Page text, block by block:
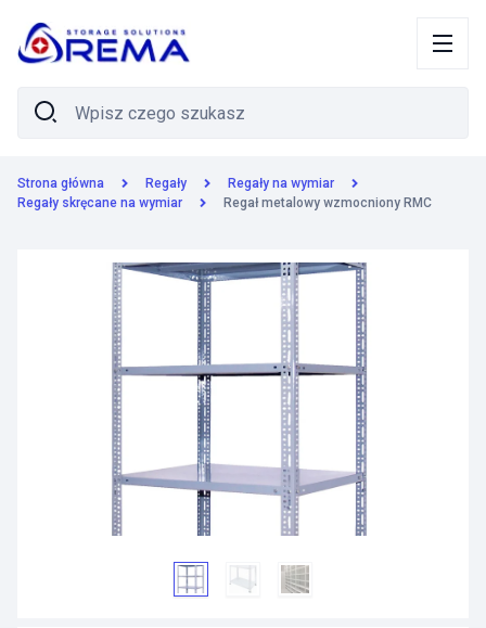
Strona główna Regały
Regały na wymiar
Regały skręcane na wymiar
Regał metalowy wzmocniony RMC